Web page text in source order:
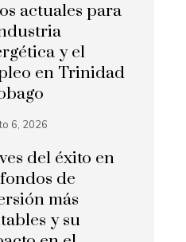
actuales para
y el
en Trinidad
6, 2026
del éxito en
de
más
y su